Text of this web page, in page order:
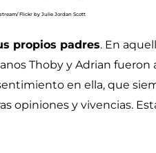
Flickr by Julie Jordan Scott
propios padres. En
Thoby y Adrian fueron
en ella, que
opiniones y vivencias.